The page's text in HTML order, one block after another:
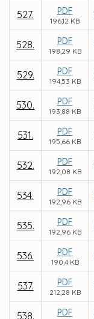
527. PDF
196,12 KB
528. PDF
198,29 KB
529. PDF
194,53 KB
530. PDF
193,88 KB
531. PDF
195,66 KB
532. PDF
192,08 KB
534. PDF
192,96 KB
535. PDF
192,96 KB
536. PDF
190,4 KB
537. PDF
212,28 KB
538. PDF